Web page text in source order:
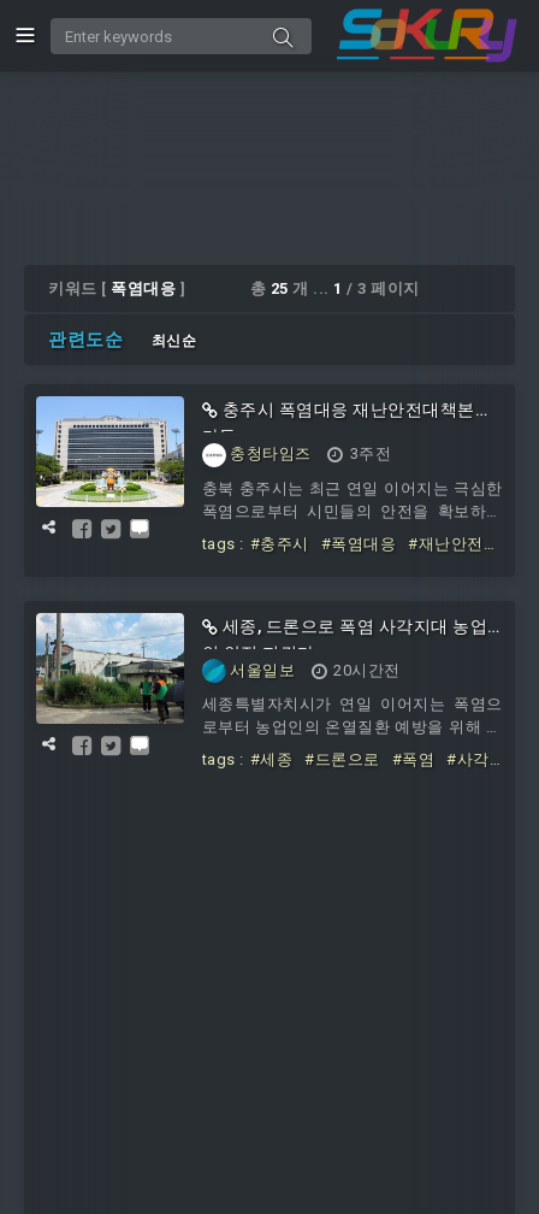
키워드 [ 폭염대응 ] 총 25 개 ... 1 / 3 페이지
관련도순 최신순
충주시 폭염대응 재난안전대책본부
가동
충청타임즈
3주전
충북 충주시는 최근 연일 이어지는 극심한
폭염으로부터 시민들의 안전을 확보하기
위해 지난 13일부터 폭염 상황 해제시까지
‘폭염대응 재난안전대책본부’를 가동하고
여름철 평균 기온이 지속적으로 상승하고
있으며, 특히 지난해 폭염일수가 30일을
기록하는 등 폭염의 빈도와 강도가 강해짐
에 따라 시민의 생명과 재산을 보호하기
위한 강력한 예방대책이 요구돼 왔다.대책
본부는 폭염특보 상황을 실시간으로 모니
터링하고 인명 및 재산피해 예방을 위한
tags : #충주시 #폭염대응
#재난안전대
세종, 드론으로 폭염 사각지대 농업
인 안전 지킨다
서울일보
20시간전
세종특별자치시가 연일 이어지는 폭염으
로부터 농업인의 온열질환 예방을 위해 폭
염대응 드론팀을 운영하고 있다고 5일 밝
혔다.폭염대응 드론팀은 청년자율방재단
tags : #세종 #드론으로 #폭염
#사각